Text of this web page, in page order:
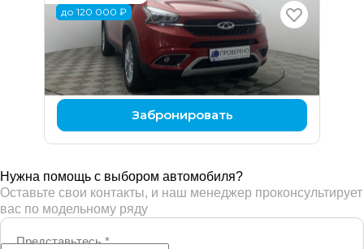
до 120 000 ₽
Chery Tiggo 7
2 л (122 л.с.), Вариатор, бензин, передний
984 000 ₽ 1 104 000 ₽
Забронировать
Нужна помощь с выбором автомобиля?
Оставьте свои контакты, и наш менеджер проконсультирует
вас по модельному ряду
Представьтесь*